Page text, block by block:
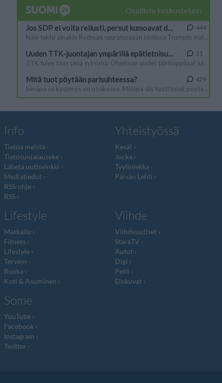
Info
Tietoa meistä
Tietosuojalauseke
Lähetä uutisvinkki
Mediatiedot
RSS-ohje
RSS
Yhteistyössä
Kesä!
Jocka
Tyyliniekka
Päivän Lehti
Lifestyle
Matkailu
Fitness
Lifestyle
Terveys
Ruoka
Koti & Asuminen
Viihde
Viihdeuutiset
StaraTV
Autot
Digi
Pelit
Elokuvat
Some
YouTube
Facebook
Instagram
Twitter